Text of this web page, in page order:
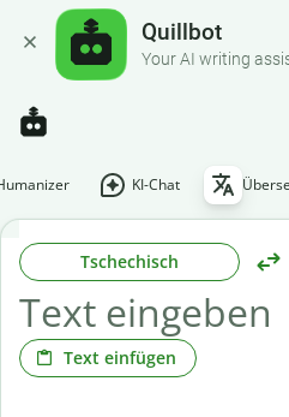
Quillbot
Your AI writing
KI-Chat
Tschechisch
Text einfügen